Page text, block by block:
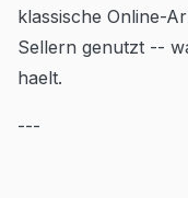
klassische Online-
Sellern genutzt --
haelt.
---